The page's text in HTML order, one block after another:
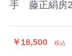
手 藤正絹房
￥16,500 税込